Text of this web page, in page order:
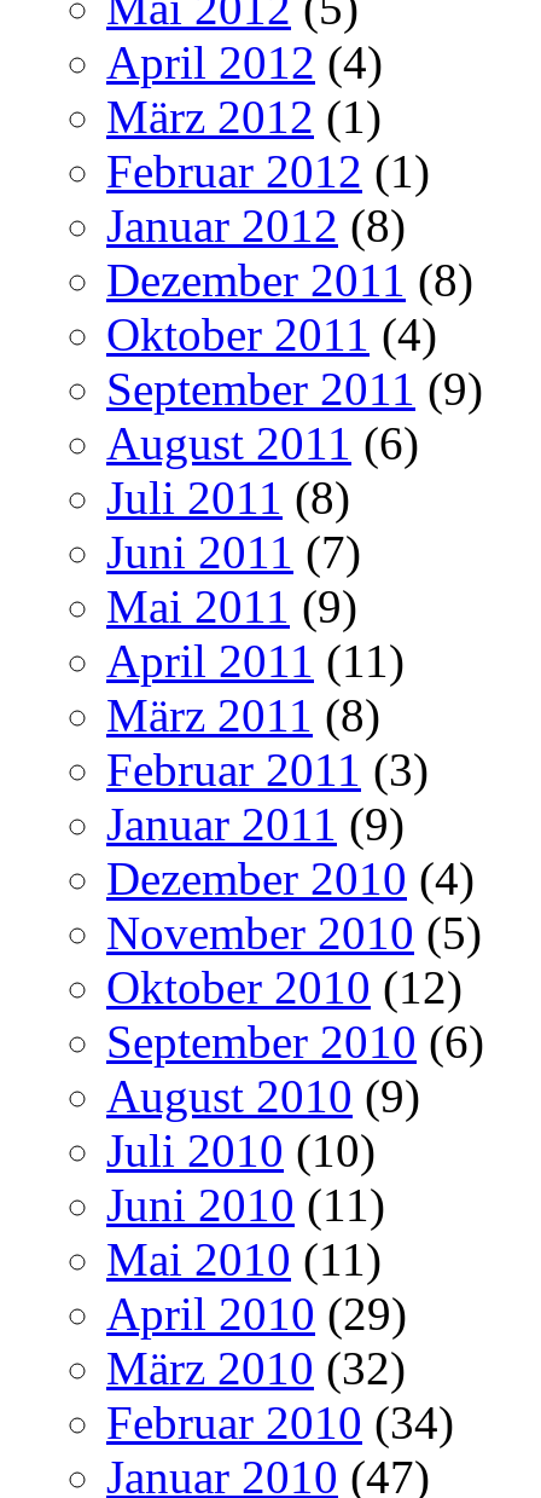
April 2012 (4)
März 2012 (1)
Februar 2012 (1)
Januar 2012 (8)
Dezember 2011 (8)
Oktober 2011 (4)
September 2011 (9)
August 2011 (6)
Juli 2011 (8)
Juni 2011 (7)
Mai 2011 (9)
April 2011 (11)
März 2011 (8)
Februar 2011 (3)
Januar 2011 (9)
Dezember 2010 (4)
November 2010 (5)
Oktober 2010 (12)
September 2010 (6)
August 2010 (9)
Juli 2010 (10)
Juni 2010 (11)
Mai 2010 (11)
April 2010 (29)
März 2010 (32)
Februar 2010 (34)
Januar 2010 (47)